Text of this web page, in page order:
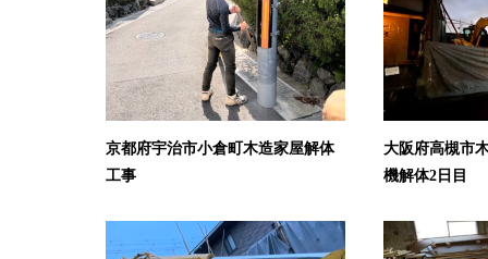
京都府宇治市小倉町木造家屋解体
工事
大阪府高槻市
機解体2日目